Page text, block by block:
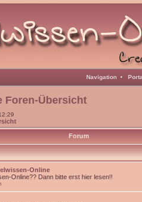
Navigation •
Foren-Übersicht
Forum
Online
Online?? Dann bitte erst hier lesen!!